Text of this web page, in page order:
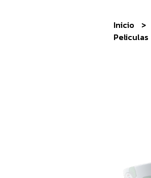
Inicio
Peliculas